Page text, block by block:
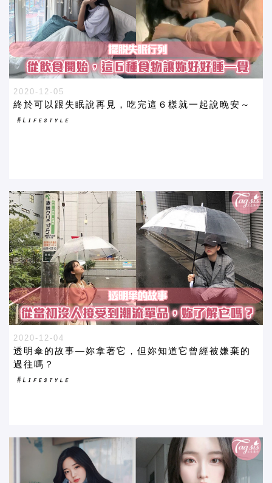
2020-12-05
終於可以跟失眠說再見，吃完這６樣就一起說晚安～
2020-12-04
透明傘的故事—妳拿著它，但妳知道它曾經被嫌棄的
過往嗎？